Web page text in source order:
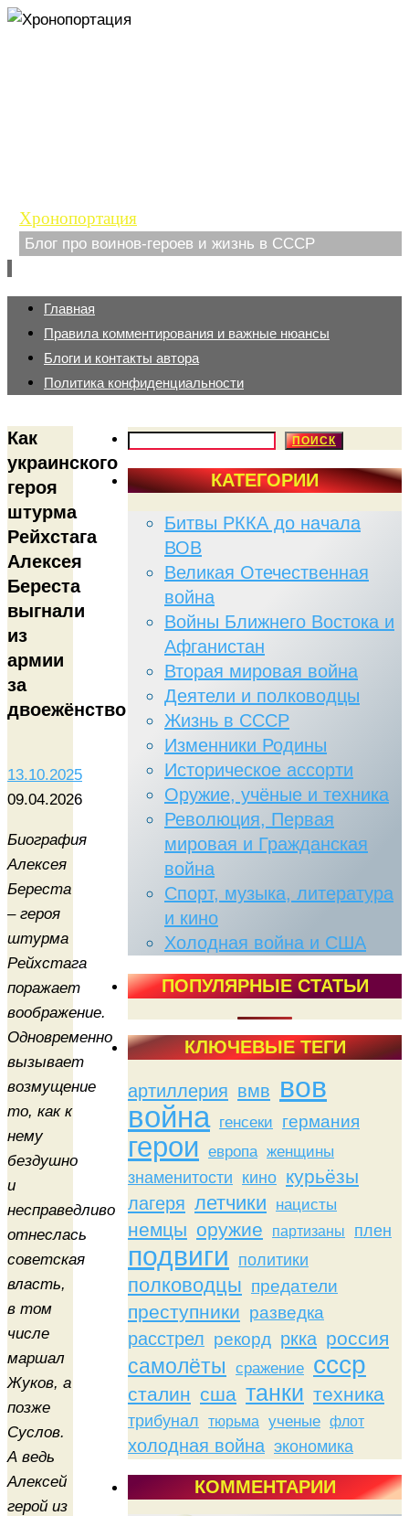
Хронопортация
Блог про воинов-героев и жизнь в СССР
Перейти
содержимому
Главная
Правила комментирования и важные нюансы
Блоги и контакты автора
Политика конфиденциальности
Как
украинского
героя
штурма
Рейхстага
Алексея
Береста
выгнали
из
армии
за
двоежёнство
13.10.2025
09.04.2026
Биография
Алексея
Береста
– героя
штурма
Рейхстага
поражает
воображение.
Одновременно
вызывает
возмущение
то, как к
нему
бездушно
и
несправедливо
отнеслась
советская
власть,
в том
числе
маршал
Жуков, а
позже
Суслов.
А ведь
Алексей
герой из
ПОИСК
КАТЕГОРИИ
Битвы РККА до начала
ВОВ
Великая Отечественная
война
Войны Ближнего Востока и
Афганистан
Вторая мировая война
Деятели и полководцы
Жизнь в СССР
Изменники Родины
Историческое ассорти
Оружие, учёные и техника
Революция, Первая
мировая и Гражданская
война
Спорт, музыка, литература
и кино
Холодная война и США
ПОПУЛЯРНЫЕ СТАТЬИ
КЛЮЧЕВЫЕ ТЕГИ
артиллерия вмв вов
война генсеки германия
герои европа женщины
знаменитости кино курьёзы
лагеря летчики нацисты
немцы оружие партизаны плен
подвиги политики
полководцы предатели
преступники разведка
расстрел рекорд ркка россия
самолёты сражение ссср
сталин сша танки техника
трибунал тюрьма ученые флот
холодная война экономика
КОММЕНТАРИИ